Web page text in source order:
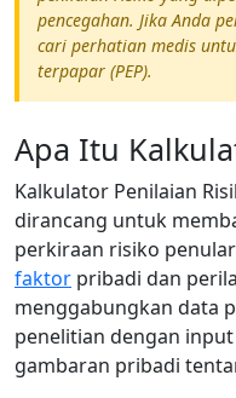
pencegahan. Jika Anda
cari perhatian medis
terpapar (PEP).
Apa Itu
Kalkulator Penilaian
dirancang untuk
perkiraan risiko
faktor pribadi dan
menggabungkan data
penelitian dengan
gambaran pribadi